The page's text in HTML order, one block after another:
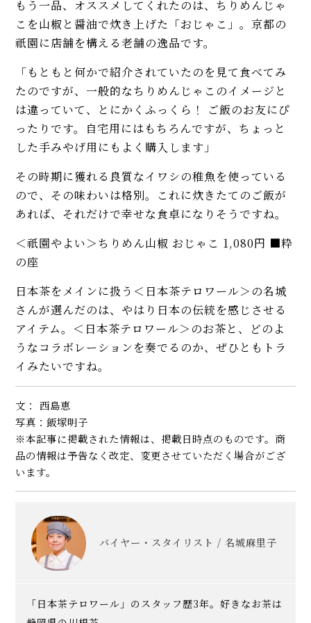
もう一品、オススメしてくれたのは、ちりめんじゃ
こを山椒と醤油で炊き上げた「おじゃこ」。京都の
祇園に店舗を構える老舗の逸品です。
「もともと何かで紹介されていたのを見て食べてみ
たのですが、一般的なちりめんじゃこのイメージと
は違っていて、とにかくふっくら！ ご飯のお友にぴ
ったりです。自宅用にはもちろんですが、ちょっと
した手みやげ用にもよく購入します」
その時期に獲れる良質なイワシの稚魚を使っている
ので、その味わいは格別。これに炊きたてのご飯が
あれば、それだけで幸せな食卓になりそうですね。
＜祇園やよい＞ちりめん山椒 おじゃこ 1,080円 ■粋
の座
日本茶をメインに扱う＜日本茶テロワール＞の名城
さんが選んだのは、やはり日本の伝統を感じさせる
アイテム。＜日本茶テロワール＞のお茶と、どのよ
うなコラボレーションを奏でるのか、ぜひともトラ
イみたいですね。
文： 西島恵
写真：飯塚明子
※本記事に掲載された情報は、掲載日時点のものです。商
品の情報は予告なく改定、変更させていただく場合がござ
います。
バイヤー・スタイリスト / 名城麻里子
「日本茶テロワール」のスタッフ歴3年。好きなお茶は